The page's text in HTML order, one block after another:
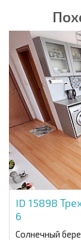
ID 15898
6
Солнечный